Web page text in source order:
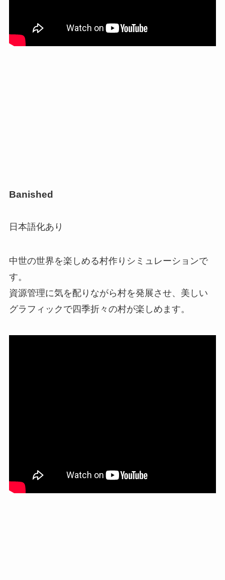
Banished
日本語化あり
中世の世界を楽しめる村作りシミュレーションで
す。
資源管理に気を配りながら村を発展させ、美しい
グラフィックで四季折々の村が楽しめます。